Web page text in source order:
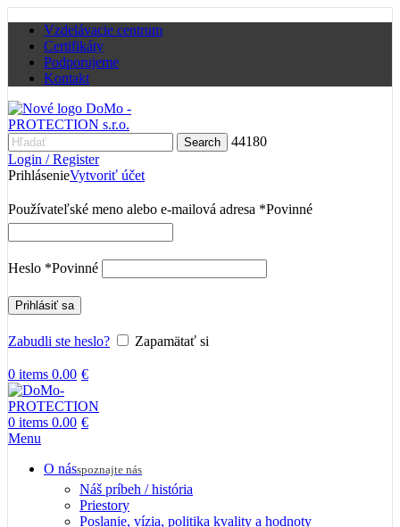
Vzdelávacie centrum
Certifikáty
Podporujeme
Kontakt
Search
44180
Login / Register
PrihlásenieVytvoriť účet
Používateľské meno alebo e-mailová adresa *Povinné
Heslo *Povinné
Prihlásiť sa
Zabudli ste heslo? Zapamätať si
0 items 0.00 €
0 items 0.00 €
Menu
O násspoznajte nás
Náš príbeh / história
Priestory
Poslanie, vízia, politika kvality a hodnoty